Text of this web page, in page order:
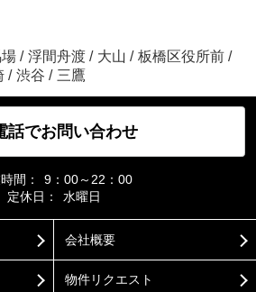
/ 浮間舟渡 / 大山 / 板橋区役所前 /
/ 渋谷 / 三鷹
話でお問い合わせ
間：
9：00～22：00
定休日：
水曜日
会社概要
物件リクエスト